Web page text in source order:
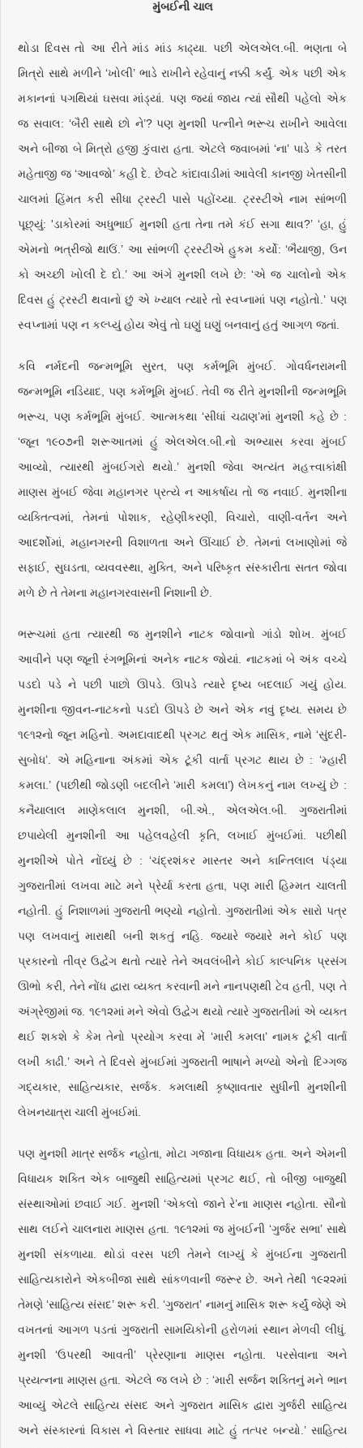
મુંબઈની ચાલ
થોડા દિવસ તો આ રીતે માંડ માંડ કાઢ્યા. પછી એલએલ.બી. ભણતા બે
મિત્રો સાથે મળીને ‘ખોલી’ ભાડે રાખીને રહેવાનું નક્કી કર્યું. એક પછી એક
મકાનનાં પગથિયાં ઘસવા માંડ્યાં. પણ જ્યાં જાય ત્યાં સૌથી પહેલો એક
જ સવાલ: ‘બૈરી સાથે છો ને’? પણ મુનશી પત્નીને ભરૂચ રાખીને આવેલા
અને બીજા બે મિત્રો હજી કુંવારા હતા. એટલે જવાબમાં ‘ના’ પાડે કે તરત
મહેતાજી જ ‘આવજો’ કહી દે. છેવટે કાંદાવાડીમાં આવેલી કાનજી ખેતસીની
ચાલમાં હિંમત કરી સીધા ટ્રસ્ટી પાસે પહોંચ્યા. ટ્રસ્ટીએ નામ સાંભળી
પૂછ્યું: 'ડાકોરમાં અધુભાઈ મુનશી હતા તેના તમે કંઈ સગા થાવ?’ ‘હા, હું
એમનો ભત્રીજો થાઉં.’ આ સાંભળી ટ્રસ્ટીએ હુકમ કર્યો: ‘ભૈયાજી, ઉન
કો અચ્છી ખોલી દે દો.’ આ અંગે મુનશી લખે છે: ‘એ જ ચાલોનો એક
દિવસ હું ટ્રસ્ટી થવાનો છું એ ખ્યાલ ત્યારે તો સ્વપ્નામાં પણ નહોતો.’ પણ
સ્વપ્નામાં પણ ન કલ્પ્યું હોય એવું તો ઘણું ઘણું બનવાનું હતું આગળ જતાં.
કવિ નર્મદની જન્મભૂમિ સુરત, પણ કર્મભૂમિ મુંબઈ. ગોવર્ધનરામની
જન્મભૂમિ નડિયાદ, પણ કર્મભૂમિ મુંબઈ. તેવી જ રીતે મુનશીની જન્મભૂમિ
ભરૂચ, પણ કર્મભૂમિ મુંબઈ. આત્મકથા ‘સીધાં ચઢાણ’માં મુનશી કહે છે :
‘જૂન ૧૯૦૭ની શરૂઆતમાં હું એલએલ.બી.નો અભ્યાસ કરવા મુંબઈ
આવ્યો, ત્યારથી મુંબઈગરો થયો.’ મુનશી જેવા અત્યંત મહત્ત્વાકાંક્ષી
માણસ મુંબઈ જેવા મહાનગર પ્રત્યે ન આકર્ષાય તો જ નવાઈ. મુનશીના
વ્યક્તિત્વમાં, તેમનાં પોશાક, રહેણીકરણી, વિચારો, વાણી-વર્તન અને
આદર્શોમાં, મહાનગરની વિશાળતા અને ઊંચાઈ છે. તેમનાં લખાણોમાં જે
સફાઈ, સુઘડતા, વ્યવવસ્થા, મુક્તિ, અને પરિષ્કૃત સંસ્કારીતા સતત જોવા
મળે છે તે તેમના મહાનગરવાસની નિશાની છે.
ભરૂચમાં હતા ત્યારથી જ મુનશીને નાટક જોવાનો ગાંડો શોખ. મુંબઈ
આવીને પણ જૂની રંગભૂમિનાં અનેક નાટક જોયાં. નાટકમાં બે અંક વચ્ચે
પડદો પડે ને પછી પાછો ઊપડે. ઊપડે ત્યારે દૃષ્ય બદલાઈ ગયું હોય.
મુનશીના જીવન-નાટકનો પડદો ઊપડે છે અને એક નવું દૃષ્ય. સમય છે
૧૯૧૨નો જૂન મહિનો. અમદાવાદથી પ્રગટ થતું એક માસિક, નામે ‘સુંદરી-
સુબોધ’. એ મહિનાના અંકમાં એક ટૂંકી વાર્તા પ્રગટ થાય છે : ‘મ્હારી
કમલા.’ (પછીથી જોડણી બદલીને ‘મારી કમલા’) લેખકનું નામ લખ્યું છે :
કનૈયાલાલ માણેકલાલ મુનશી, બી.એ., એલએલ.બી. ગુજરાતીમાં
છપાયેલી મુનશીની આ પહેલવહેલી કૃતિ, લખાઈ મુંબઈમાં. પછીથી
મુનશીએ પોતે નોંધ્યું છે : ‘ચંદ્રશંકર માસ્તર અને કાન્તિલાલ પંડ્યા
ગુજરાતીમાં લખવા માટે મને પ્રેર્યા કરતા હતા, પણ મારી હિમ્મત ચાલતી
નહોતી. હું નિશાળમાં ગુજરાતી ભણ્યો નહોતો. ગુજરાતીમાં એક સારો પત્ર
પણ લખવાનું મારાથી બની શકતું નહિ. જ્યારે જયારે મને કોઈ પણ
પ્રકારનો તીવ્ર ઉદ્વેગ થતો ત્યારે તેને અવલંબીને કોઈ કાલ્પનિક પ્રસંગ
ઊભો કરી, તેને નોંધ દ્વારા વ્યક્ત કરવાની મને નાનપણથી ટેવ હતી, પણ તે
અંગ્રેજીમાં જ. ૧૯૧૨માં મને એવો ઉદ્વેગ થયો ત્યારે ગુજરાતીમાં એ વ્યક્ત
થઈ શકશે કે કેમ તેનો પ્રયોગ કરવા મેં ‘મારી કમલા’ નામક ટૂંકી વાર્તા
લખી કાઢી.’ અને તે દિવસે મુંબઈમાં ગુજરાતી ભાષાને મળ્યો એનો દિગ્ગજ
ગદ્યકાર, સાહિત્યકાર, સર્જક. કમલાથી કૃષ્ણાવતાર સુધીની મુનશીની
લેખનયાત્રા ચાલી મુંબઈમાં.
પણ મુનશી માત્ર સર્જક નહોતા, મોટા ગજાના વિધાયક હતા. અને એમની
વિધાયક શક્તિ એક બાજુથી સાહિત્યમાં પ્રગટ થઈ, તો બીજી બાજુથી
સંસ્થાઓમાં છવાઈ ગઈ. મુનશી ‘એકલો જાને રે’ના માણસ નહોતા. સૌનો
સાથ લઈને ચાલનારા માણસ હતા. ૧૯૧૨માં જ મુંબઈની ‘ગુર્જર સભા’ સાથે
મુનશી સંકળાયા. થોડાં વરસ પછી તેમને લાગ્યું કે મુંબઈના ગુજરાતી
સાહિત્યકારોને એકબીજા સાથે સાંકળવાની જરૂર છે. અને તેથી ૧૯૨૨માં
તેમણે ‘સાહિત્ય સંસદ’ શરૂ કરી. ‘ગુજરાત’ નામનું માસિક શરૂ કર્યું જેણે એ
વખતનાં આગળ પડતાં ગુજરાતી સામયિકોની હરોળમાં સ્થાન મેળવી લીધું.
મુનશી ‘ઉપરથી આવતી’ પ્રેરણાના માણસ નહોતા. પરસેવાના અને
પ્રયત્નના માણસ હતા. એટલે જ લખે છે : ‘મારી સર્જન શક્તિનું મને ભાન
આવ્યું એટલે સાહિત્ય સંસદ અને ગુજરાત માસિક દ્વારા ગુર્જરી સાહિત્ય
અને સંસ્કારનાં વિકાસ ને વિસ્તાર સાધવા માટે હું તત્પર બન્યો.’ સાહિત્ય